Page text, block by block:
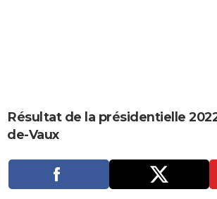
Carte de Noël
Carte Bonne année
Carte Saint-Valentin
Carte Pâques
Carte d'anniversaire
DICTIONNAIRE
PROGRAMME TV
COPAINS D'AVANT
Résultat de la présidentielle
de-Vaux